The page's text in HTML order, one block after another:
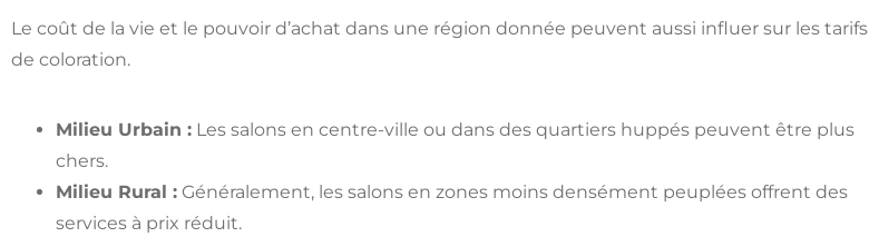
Le coût de la vie et le pouvoir d’achat dans une région donnée peuvent aussi influer sur les tarifs
de coloration.
Milieu Urbain : Les salons en centre-ville ou dans des quartiers huppés peuvent être plus
chers.
Milieu Rural : Généralement, les salons en zones moins densément peuplées offrent des
services à prix réduit.